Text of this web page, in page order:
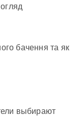
бачення та як
выбирают